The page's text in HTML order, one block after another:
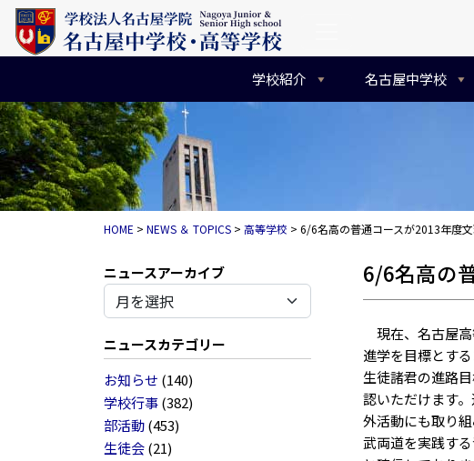
コンテンツへスキップ
メインナビゲーション
学校紹介 名古屋中学校
HOME > NEWS ＆ TOPICS > 高等学校 > 6/6名高の普通コースが2013年度
アーカイブ
ニュースカテゴリー
お知らせ (140)
学校行事(382)
部活動(453)
生徒会(21)
6/6名高の
現在、名古屋高
進学を目標とす
生徒諸君の進路
認いただけます
外活動にも取り
武両道を実践す